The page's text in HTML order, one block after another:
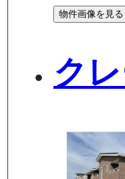
物件画像を見る
ク